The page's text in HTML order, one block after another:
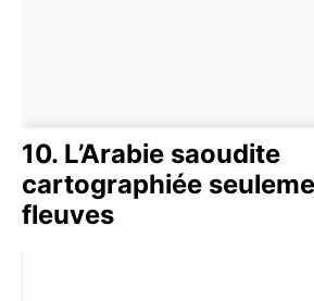
10. L’Arabie saoudite
cartographiée
fleuves